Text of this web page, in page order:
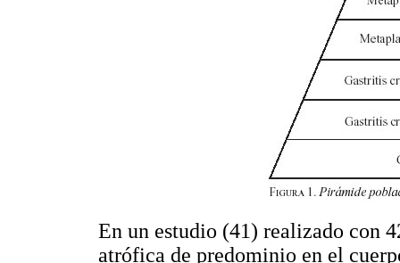
En un estudio (41) realizado con
atrófica de predominio en el